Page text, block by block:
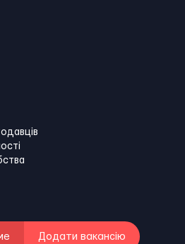
Додати вакансію